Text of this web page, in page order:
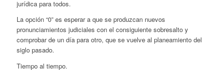
jurídica para todos.
La opción “0” es esperar a que se produzcan nuevos
pronunciamientos judiciales con el consiguiente sobresalto y
comprobar de un día para otro, que se vuelve al planeamiento del
siglo pasado.
Tiempo al tiempo.